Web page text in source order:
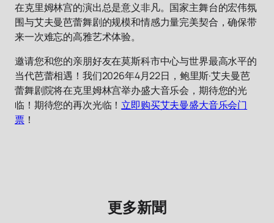
在克里姆林宫的演出总是意义非凡。国家主舞台的宏伟氛
围与艾夫曼芭蕾舞剧的规模和情感力量完美契合，确保带
来一次难忘的高雅艺术体验。
邀请您和您的亲朋好友在莫斯科市中心与世界最高水平的
当代芭蕾相遇！我们2026年4月22日，鲍里斯·艾夫曼芭
蕾舞剧院将在克里姆林宫举办盛大音乐会，期待您的光
临！期待您的再次光临！立即购买艾夫曼盛大音乐会门
票！
更多新聞